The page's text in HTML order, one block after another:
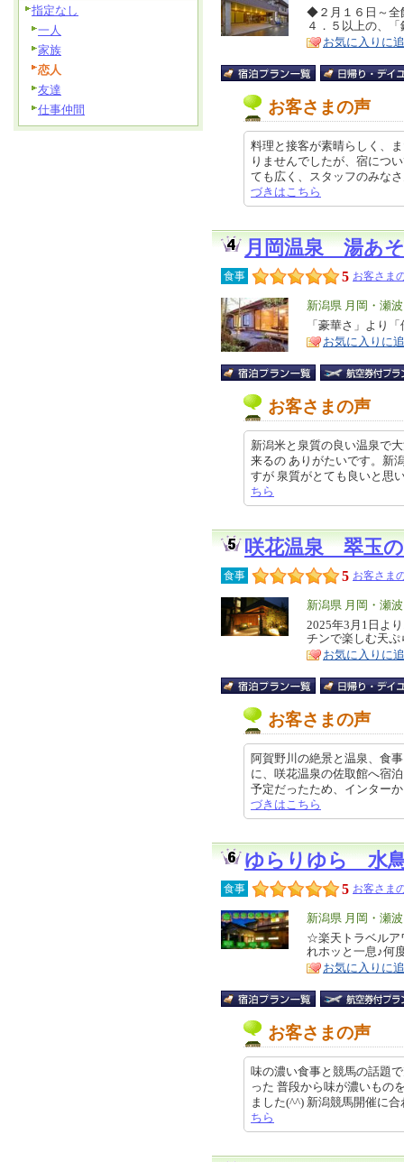
リ
ア
特
徴
◆２月１６日～全
４．５以上の、
お気に入りに
お客さまの声
料理と接客が素晴らしく、
りませんでしたが、宿につ
ても広く、スタッフのみな
づきはこちら
月岡温泉 湯あ
食事 5 お客さま
エ
リ
ア
新潟県 月岡・瀬
特
徴
「豪華さ」よ
お気に入りに
お客さまの声
新潟米と泉質の良い温泉で
来るの ありがたいです。新
すが 泉質がとても良いと
ちら
咲花温泉 翠玉
食事 5 お客さま
エ
リ
ア
新潟県 月岡・瀬
特
徴
2025年3月1日よ
チンで楽しむ天
お気に入りに
お客さまの声
阿賀野川の絶景と温泉、食
に、咲花温泉の佐取館へ宿
予定だったため、インター
づきはこちら
ゆらりゆら 水
食事 5 お客さま
エ
リ
ア
新潟県 月岡・瀬
特
徴
☆楽天トラベルア
れホッと一息♪何
お気に入りに
お客さまの声
味の濃い食事と競馬の話題
った 普段から味が濃いもの
ました(^^) 新潟競馬開催に
ちら
指定なし
一人
家族
恋人
友達
仕事仲間